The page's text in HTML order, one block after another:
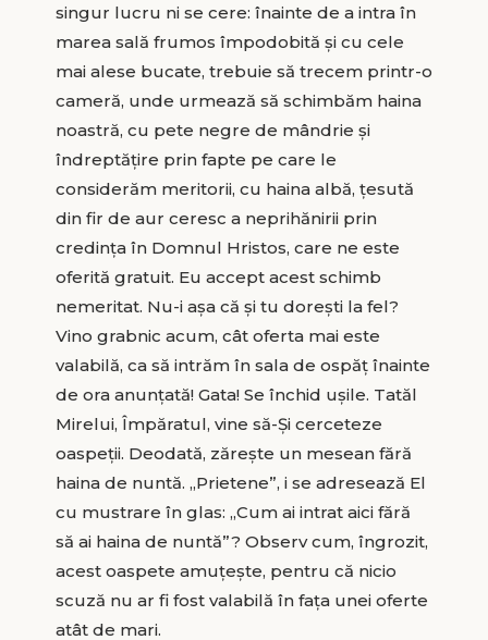
singur lucru ni se cere: înainte de a intra în
marea sală frumos împodobită și cu cele
mai alese bucate, trebuie să trecem printr-o
cameră, unde urmează să schimbăm haina
noastră, cu pete negre de mândrie și
îndreptățire prin fapte pe care le
considerăm meritorii, cu haina albă, țesută
din fir de aur ceresc a neprihănirii prin
credința în Domnul Hristos, care ne este
oferită gratuit. Eu accept acest schimb
nemeritat. Nu-i așa că și tu dorești la fel?
Vino grabnic acum, cât oferta mai este
valabilă, ca să intrăm în sala de ospăț înainte
de ora anunțată! Gata! Se închid ușile. Tatăl
Mirelui, Împăratul, vine să-Și cerceteze
oaspeții. Deodată, zărește un mesean fără
haina de nuntă. „Prietene”, i se adresează El
cu mustrare în glas: „Cum ai intrat aici fără
să ai haina de nuntă”? Observ cum, îngrozit,
acest oaspete amuțește, pentru că nicio
scuză nu ar fi fost valabilă în fața unei oferte
atât de mari.